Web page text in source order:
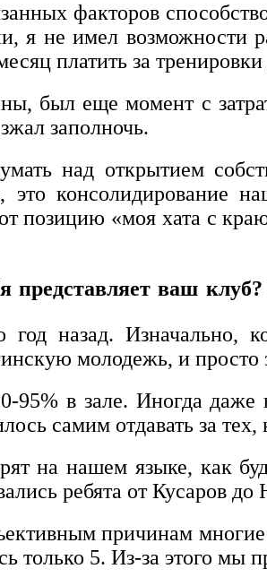
факторов
я не имел возможности
платить за
был еще момент с
заполночь.
над открытием
это
позицию «моя хата с
представляет ваш
назад. Изначально,
молодежь, и просто
95% в зале. Иногда
самим отдавать за
на нашем языке, как
ребята от Кусаров
причинам многие
только 5. Из-за этого